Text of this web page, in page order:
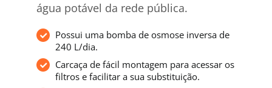
água potável da rede pública.
Possui uma bomba de osmose inversa de
240 L/dia.
Carcaça de fácil montagem para acessar os
filtros e facilitar a sua substituição.